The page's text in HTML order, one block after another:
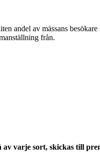
andel av mässans
från.
varje sort, skickas till